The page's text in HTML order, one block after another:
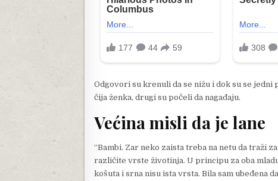
Odgovori su krenuli da se nižu i dok su se
čija ženka, drugi su počeli da nagađaju.
Većina misli da je lane
“Bambi. Zar neko zaista treba na netu da traži
različite vrste životinja. U principu za oba
košuta i srna nisu ista vrsta. Bila sam ubeđena